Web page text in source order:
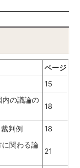
ページ
15
の議論の
18
判例
18
関わる論
21